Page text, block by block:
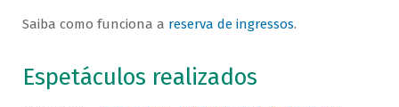
Saiba como funciona a reserva de ingressos.
Espetáculos realizados